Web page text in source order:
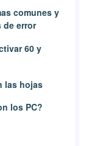
comunes y
error
60 y
las hojas
los PC?